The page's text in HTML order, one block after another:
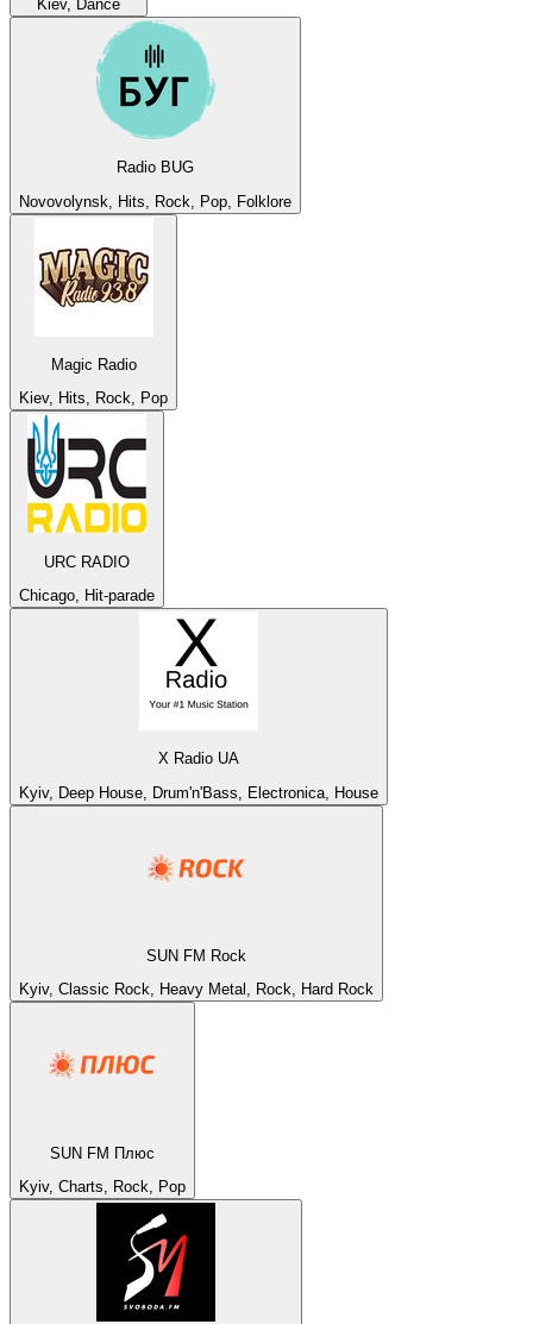
Kiev, Dance
Radio BUG
Novovolynsk, Hits, Rock, Pop, Folklore
Magic Radio
Kiev, Hits, Rock, Pop
URC RADIO
Chicago, Hit-parade
X Radio UA
Kyiv, Deep House, Drum'n'Bass, Electronica, House
SUN FM Rock
Kyiv, Classic Rock, Heavy Metal, Rock, Hard Rock
SUN FM Плюс
Kyiv, Charts, Rock, Pop